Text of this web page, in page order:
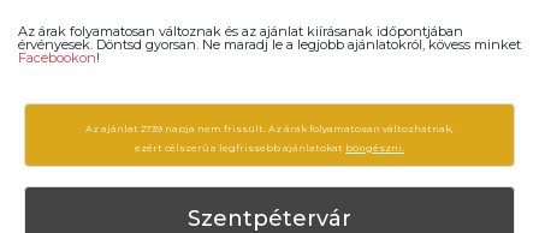
Az árak folyamatosan változnak és az ajánlat kiírásanak időpontjában
érvényesek. Döntsd gyorsan. Ne maradj le a legjobb ajánlatokról, kövess minket
Facebookon!
Az ajánlat 2739 napja nem frissült. Az árak folyamatosan változhatnak,
ezért célszerű a legfrissebb ajánlatokat böngészni.
Szentpétervár